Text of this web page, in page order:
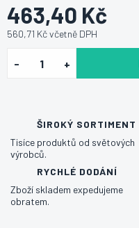
463,40 Kč
560,71 Kč včetně DPH
ŠIROKÝ SORTIMENT
Tisíce produktů od světových
výrobců.
RYCHLÉ DODÁNÍ
Zboží skladem expedujeme
obratem.